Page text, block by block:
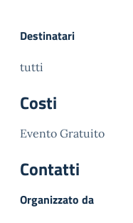
Destinatari
tutti
Costi
Evento Gratuito
Contatti
Organizzato da